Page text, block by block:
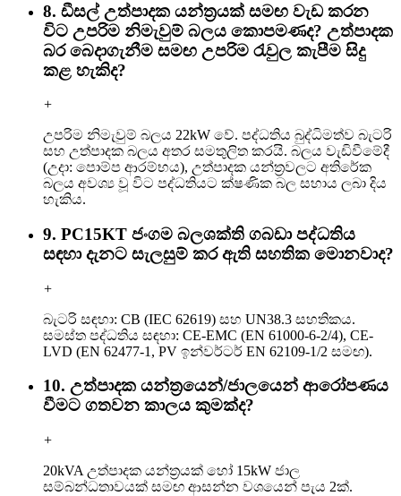
8. ඩීසල් උත්පාදක යන්ත්‍රයක් සමඟ වැඩ කරන
විට උපරිම නිමැවුම් බලය කොපමණද? උත්පාදක
බර බෙදාගැනීම සමඟ උපරිම රැවුල කැපීම සිදු
කළ හැකිද?
+
උපරිම නිමැවුම් බලය 22kW වේ. පද්ධතිය බුද්ධිමත්ව බැටරි
සහ උත්පාදක බලය අතර සමතුලිත කරයි. බලය වැඩිවීමේදී
(උදා: පොම්ප ආරම්භය), උත්පාදක යන්ත්‍රවලට අතිරේක
බලය අවශ්‍ය වූ විට පද්ධතියට ක්ෂණික බල සහාය ලබා දිය
හැකිය.
9. PC15KT ජංගම බලශක්ති ගබඩා පද්ධතිය
සඳහා දැනට සැලසුම් කර ඇති සහතික මොනවාද?
+
බැටරි සඳහා: CB (IEC 62619) සහ UN38.3 සහතිකය.
සමස්ත පද්ධතිය සඳහා: CE-EMC (EN 61000-6-2/4), CE-
LVD (EN 62477-1, PV ඉන්වර්ටර් EN 62109-1/2 සමඟ).
10. උත්පාදක යන්ත්‍රයෙන්/ජාලයෙන් ආරෝපණය
වීමට ගතවන කාලය කුමක්ද?
+
20kVA උත්පාදක යන්ත්‍රයක් හෝ 15kW ජාල
සම්බන්ධතාවයක් සමඟ ආසන්න වශයෙන් පැය 2ක්.